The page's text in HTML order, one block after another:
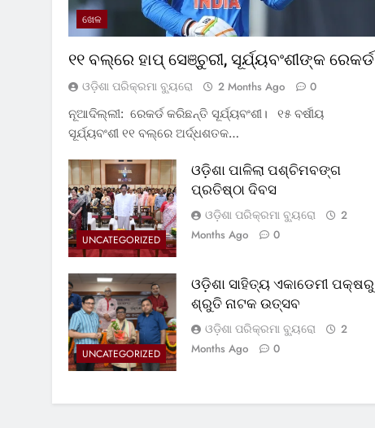
ଖେଳ
୧୧ ବଲ୍‌ରେ ହାପ୍ ସେଞ୍ଚୁରୀ, ସୂର୍ଯ୍ୟବଂଶୀଙ୍କ ରେକର୍ଡ
ଓଡ଼ିଶା ପରିକ୍ରମା ବ୍ୟୁରୋ 2 Months Ago
0
ନୂଆଦିଲ୍ଲୀ: ରେକର୍ଡ କରିଛନ୍ତି ସୂର୍ଯ୍ୟବଂଶୀ। ୧୫ ବର୍ଷୀୟ
ସୂର୍ଯ୍ୟବଂଶୀ ୧୧ ବଲ୍‌ରେ ଅର୍ଦ୍ଧଶତକ…
UNCATEGORIZED
ଓଡ଼ିଶା ପାଳିଲା ପଶ୍ଚିମବଙ୍ଗ
ପ୍ରତିଷ୍ଠା ଦିବସ
ଓଡ଼ିଶା ପରିକ୍ରମା ବ୍ୟୁରୋ
2
Months Ago
0
UNCATEGORIZED
ଓଡ଼ିଶା ସାହିତ୍ୟ ଏକାଡେମୀ ପକ୍ଷରୁ
ଶ୍ରୁତି ନାଟକ ଉତ୍ସବ
ଓଡ଼ିଶା ପରିକ୍ରମା ବ୍ୟୁରୋ
2
Months Ago
0